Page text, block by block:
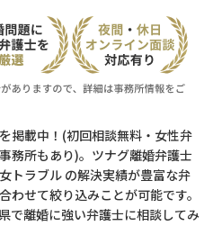
相談内容で探す
離婚前相談
離婚裁判
DV
不貞・不倫慰謝料請求
費用相場
コラム
財産分与
養育費
掲載中！(初回相談無料・女性弁
務所もあり)。ツナグ離婚弁護士
トラブル の解決実績が豊富な弁
せて絞り込みことが可能です。
で離婚に強い弁護士に相談してみ